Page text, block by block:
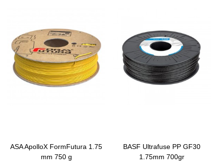
ASA ApolloX FormFutura 1.75
mm 750 g
BASF Ultrafuse PP GF30
1.75mm 700gr